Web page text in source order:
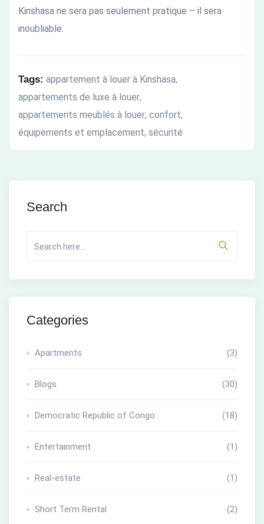
Kinshasa ne sera pas seulement pratique – il sera
inoubliable.
Tags: appartement à louer à Kinshasa,
appartements de luxe à louer,
appartements meublés à louer, confort,
équipements et emplacement, sécurité
Search
Categories
Apartments (3)
Blogs (30)
Democratic Republic of Congo (18)
Entertainment (1)
Real-estate (1)
Short Term Rental (2)